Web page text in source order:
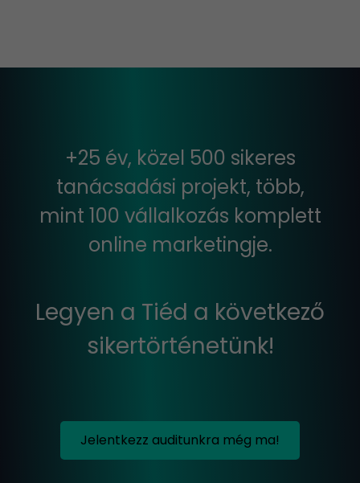
+25 év, közel 500 sikeres
tanácsadási projekt, több,
mint 100 vállalkozás komplett
online marketingje.
Legyen a Tiéd a következő
sikertörténetünk!
Jelentkezz auditunkra még ma!